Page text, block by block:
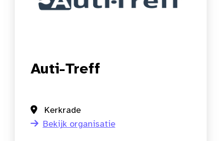
Auti-Treff
Kerkrade
Bekijk organisatie